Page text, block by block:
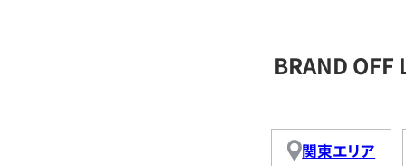
BRAND
関東エリア